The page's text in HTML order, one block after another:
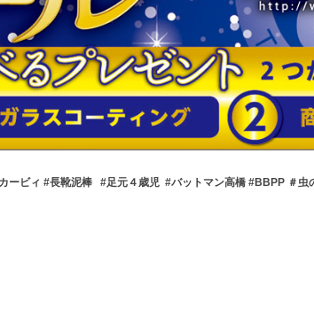
ービィ #長靴泥棒 #足元４歳児 #バットマン高橋 #BBPP ＃虫